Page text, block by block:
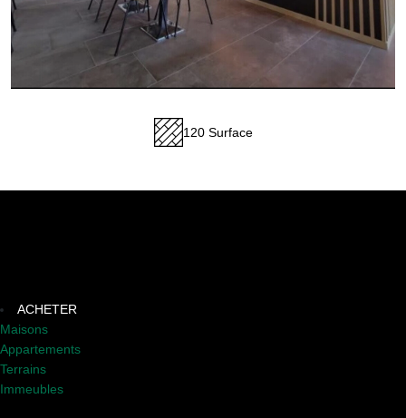
120 Surface
ACHETER
Maisons
Appartements
Terrains
Immeubles